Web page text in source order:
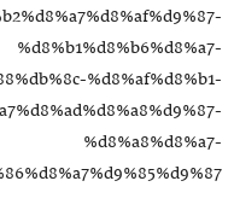
%d8%b1%d8%b6%d8%a7-
%d8%af%d8%b1-
%d8%a8%d8%a7-